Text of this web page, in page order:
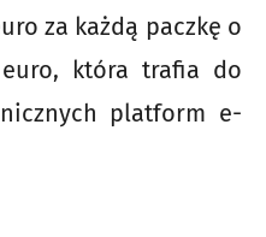
za każdą paczkę o
która trafia do
platform e-